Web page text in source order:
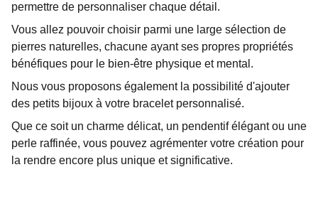
permettre de personnaliser chaque détail.
Vous allez pouvoir choisir parmi une large sélection de
pierres naturelles, chacune ayant ses propres propriétés
bénéfiques pour le bien-être physique et mental.
Nous vous proposons également la possibilité d'ajouter
des petits bijoux à votre bracelet personnalisé.
Que ce soit un charme délicat, un pendentif élégant ou une
perle raffinée, vous pouvez agrémenter votre création pour
la rendre encore plus unique et significative.